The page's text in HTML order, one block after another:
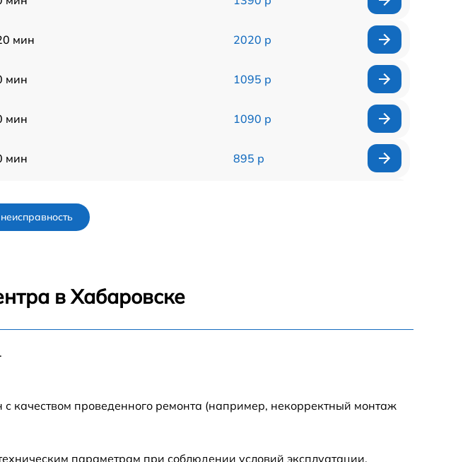
мин 2020 р
мин 1095 р
мин 1090 р
мин 895 р
мин
в Хабаровске
качеством проведенного ремонта (например, некорректный монтаж
параметрам при соблюдении условий эксплуатации.